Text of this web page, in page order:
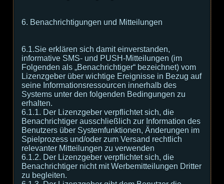
6. Benachrichtigungen und Mitteilungen
6.1.Sie erklären sich damit einverstanden,
informative SMS- und PUSH-Mitteilungen (im
Folgenden als „Benachrichtiger“ bezeichnet) vom
Lizenzgeber über wichtige Ereignisse in Bezug auf
seine Informationsressourcen innerhalb des
Systems unter den folgenden Bedingungen zu
erhalten.
6.1.1. Der Lizenzgeber verpflichtet sich, die
Benachrichtiger ausschließlich zur Information des
Benutzers über Systemfunktionen, Änderungen im
Spielprozess und/oder zum Versand rechtlich
relevanter Mitteilungen zu verwenden
6.1.2. Der Lizenzgeber verpflichtet sich, die
Benachrichtiger nicht mit Werbemitteilungen Dritter
zu begleiten.